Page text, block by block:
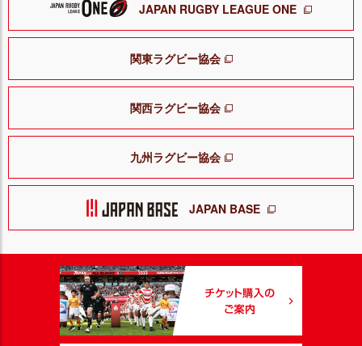
JAPAN RUGBY LEAGUE ONE
関東ラグビー協会
関西ラグビー協会
九州ラグビー協会
JAPAN BASE